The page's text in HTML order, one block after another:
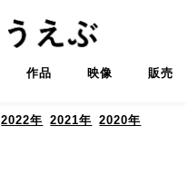
作品 映像 販売
2022年 2021年
2020年